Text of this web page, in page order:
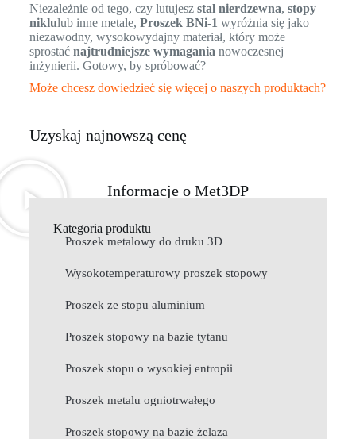
Niezależnie od tego, czy lutujesz stal nierdzewna, stopy
niklulub inne metale, Proszek BNi-1 wyróżnia się jako
niezawodny, wysokowydajny materiał, który może
sprostać najtrudniejsze wymagania nowoczesnej
inżynierii. Gotowy, by spróbować?
Może chcesz dowiedzieć się więcej o naszych produktach?
Uzyskaj najnowszą cenę
Informacje o Met3DP
Kategoria produktu
Proszek metalowy do druku 3D
Wysokotemperaturowy proszek stopowy
Proszek ze stopu aluminium
Proszek stopowy na bazie tytanu
Proszek stopu o wysokiej entropii
Proszek metalu ogniotrwałego
Proszek stopowy na bazie żelaza